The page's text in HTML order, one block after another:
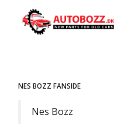
NES BOZZ FANSIDE
Nes Bozz